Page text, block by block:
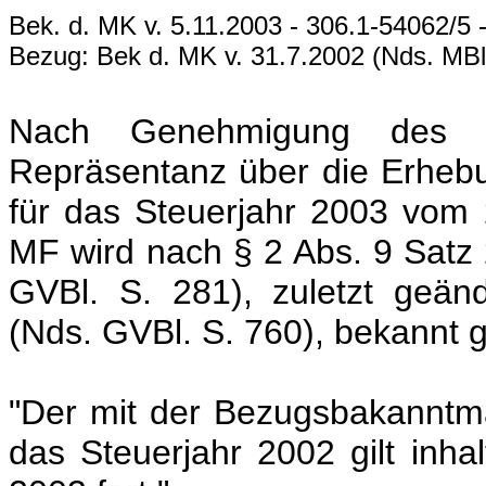
Bek. d. MK v. 5.11.2003 - 306.1-54062/
Bezug: Bek d. MK v. 31.7.2002 (Nds.
Nach Genehmigung des
Repräsentanz über die
für das Steuerjahr 2003
MF wird nach § 2 Abs. 9
GVBl. S. 281), zuletzt
(Nds. GVBl. S. 760), bekannt
"Der mit der
das Steuerjahr 2002 gilt